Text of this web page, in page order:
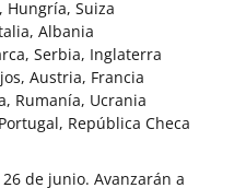
Hungría, Suiza
Albania
Serbia, Inglaterra
Austria, Francia
Rumanía, Ucrania
República Checa
de junio. Avanzarán a